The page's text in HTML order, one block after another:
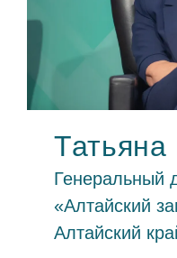
Генеральный
«Алтайский
Алтайский